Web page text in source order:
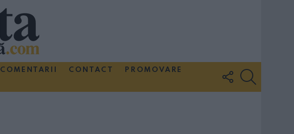
COMENTARII CONTACT
PROMOVARE
FOLLOW
US